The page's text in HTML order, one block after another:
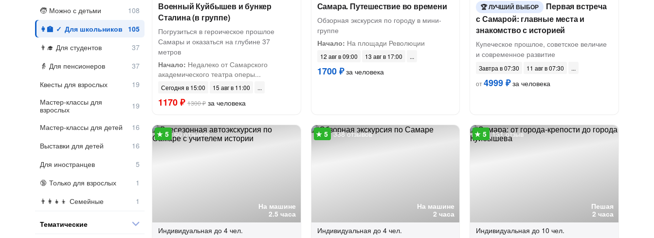
Военный Куйбышев и бункер
Сталина (в группе)
Погрузиться в героическое прошлое
Самары и оказаться на глубине 37
метров
Начало: Недалеко от Самарского
академического театра оперы...
Сегодня в 15:00 15 авг в 11:00
1170 ₽ 1300 ₽ за человека
Самара. Путешествие во времени
Обзорная экскурсия по городу в мини-
группе
Начало: На площади Революции
12 авг в 09:00 13 авг в 17:00
1700 ₽за человека
ЛУЧШИЙ ВЫБОР
Первая встреча
с Самарой: главные места и
знакомство с историей
Купеческое прошлое, советское величие
и современное развитие
Завтра в 07:30
11 авг в 07:30
от4999 ₽за человека
На машине
2.5 часа
60 отзывов
Индивидуальная до 4 чел.
На машине
2 часа
338 отзывов
Индивидуальная до 4 чел.
Пешая
2 часа
131 отзыв
Индивидуальная до 10 чел.
Можно с детьми
Для школьников
Для студентов
Для пенсионеров
Квесты для взрослых
Мастер-классы для
взрослых
Мастер-классы для детей
Выставки для детей
Для иностранцев
Только для взрослых
Семейные
Тематические